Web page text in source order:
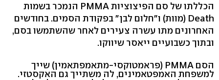
הכללתו של סם הפיצוציות PMMA הנמכר בשמות
Death (מוות) ו"חלום לבן" בפקודת הסמים. בחודשים
האחרונים מתו עשרה צעירים לאחר שהשתמשו בסם,
ובתוך כשבועיים ייאסר שיווקו.
הסם PMMA (פראמטוקסי-מתאמפתאמין) שייך
למשפחת האמפטאמינים, לה משתייך גם האקסטזי.